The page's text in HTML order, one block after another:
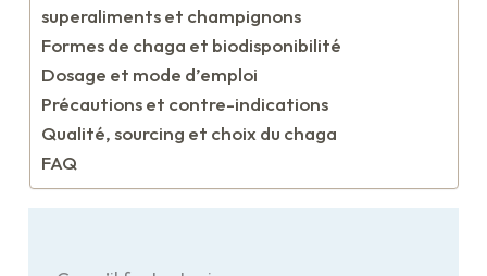
superaliments et champignons
Formes de chaga et biodisponibilité
Dosage et mode d’emploi
Précautions et contre-indications
Qualité, sourcing et choix du chaga
FAQ